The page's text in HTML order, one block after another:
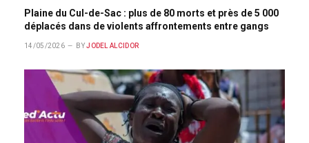
Plaine du Cul-de-Sac : plus de 80 morts et près de 5 000
déplacés dans de violents affrontements entre gangs
14/05/2026 BY JODEL ALCIDOR